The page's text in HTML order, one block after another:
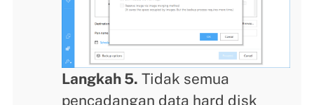
Langkah 5. Tidak semua
pencadangan data hard disk